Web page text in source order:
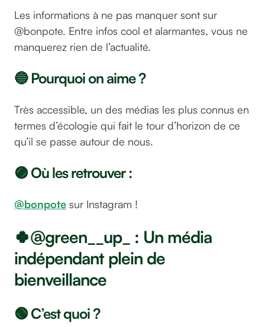
Les informations à ne pas manquer sont sur
@bonpote. Entre infos cool et alarmantes, vous ne
manquerez rien de l’actualité.
🔵 Pourquoi on aime ?
Très accessible, un des médias les plus connus en
termes d’écologie qui fait le tour d’horizon de ce
qu’il se passe autour de nous.
🟣 Où les retrouver :
@bonpote sur Instagram !
🍀@green__up_ : Un média
indépendant plein de
bienveillance
🟢 C’est quoi ?